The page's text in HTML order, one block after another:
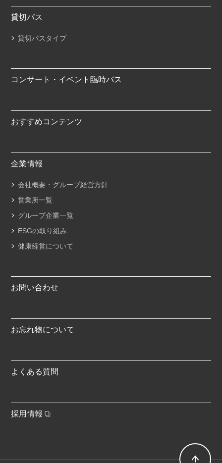
貸切バス
貸切バスタイプ
コンサート・イベント臨時バス
おすすめコンテンツ
企業情報
会社概要・グループ経営方針
営業所一覧
グループ企業一覧
ESGの取り組み
健康経営について
お問い合わせ
お忘れ物について
よくある質問
採用情報